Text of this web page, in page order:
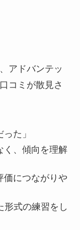
アドバンテッ
コミが散見さ
た」
く、傾向を理解
価につながりや
形式の練習をし